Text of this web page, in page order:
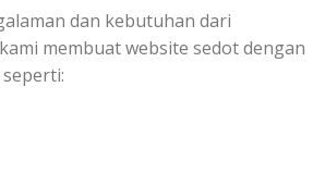
dan kebutuhan dari
membuat website sedot dengan